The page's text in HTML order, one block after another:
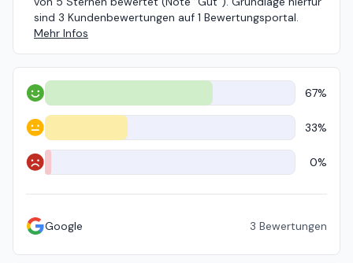
sind 3 Kundenbewertungen auf 1 Bewertungsportal.
Mehr Infos
Positiv 67%
Neutral 33%
Negativ 0%
Google 3 Bewertungen